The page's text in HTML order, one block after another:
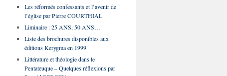
Les réformés confessants et l’avenir de
l’église par Pierre COURTHIAL
Liminaire : 25 ANS, 50 ANS…
Liste des brochures disponibles aux
éditions Kerygma en 1999
Littérature et théologie dans le
Pentateuque – Quelques réflexions par